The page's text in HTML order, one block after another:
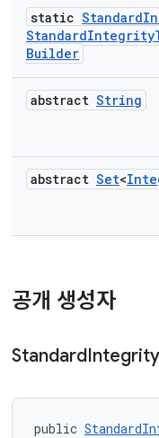
static Standard
StandardIntegrity
Builder
abstract String
abstract Set<
공개 생성자
StandardIntegrity
public